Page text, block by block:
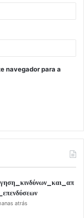
navegador para a
atrás